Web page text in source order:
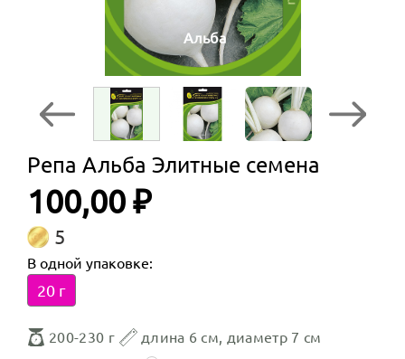
Альба
Репа Альба Элитные семена
100,00 ₽
5
В одной упаковке:
20 г
200-230 г
длина 6 см, диаметр 7 см